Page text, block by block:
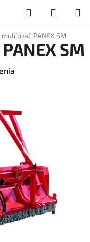
Hľadať
KOŠÍK
mulčovač PANEX SM
SM